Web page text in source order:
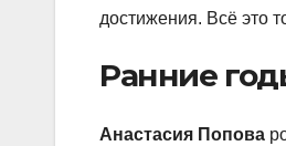
достижения. Всё это
Ранние
Анастасия Попова